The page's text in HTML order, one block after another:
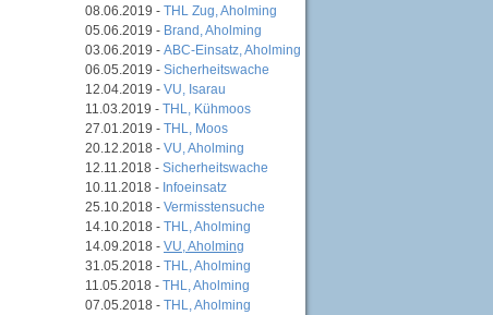
08.06.2019 - THL Zug, Aholming
05.06.2019 - Brand, Aholming
03.06.2019 - ABC-Einsatz, Aholming
06.05.2019 - Sicherheitswache
12.04.2019 - VU, Isarau
11.03.2019 - THL, Kühmoos
27.01.2019 - THL, Moos
20.12.2018 - VU, Aholming
12.11.2018 - Sicherheitswache
10.11.2018 - Infoeinsatz
25.10.2018 - Vermisstensuche
14.10.2018 - THL, Aholming
14.09.2018 - VU, Aholming
31.05.2018 - THL, Aholming
11.05.2018 - THL, Aholming
07.05.2018 - THL, Aholming